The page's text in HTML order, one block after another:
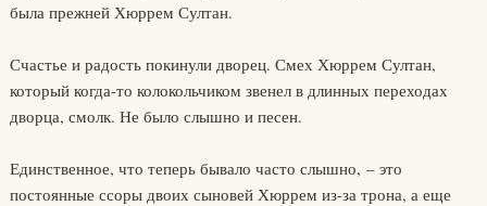
была прежней Хюррем Султан.
Счастье и радость покинули дворец. Смех Хюррем Султан,
который когда-то колокольчиком звенел в длинных переходах
дворца, смолк. Не было слышно и песен.
Единственное, что теперь бывало часто слышно, – это
постоянные ссоры двоих сыновей Хюррем из-за трона, а еще